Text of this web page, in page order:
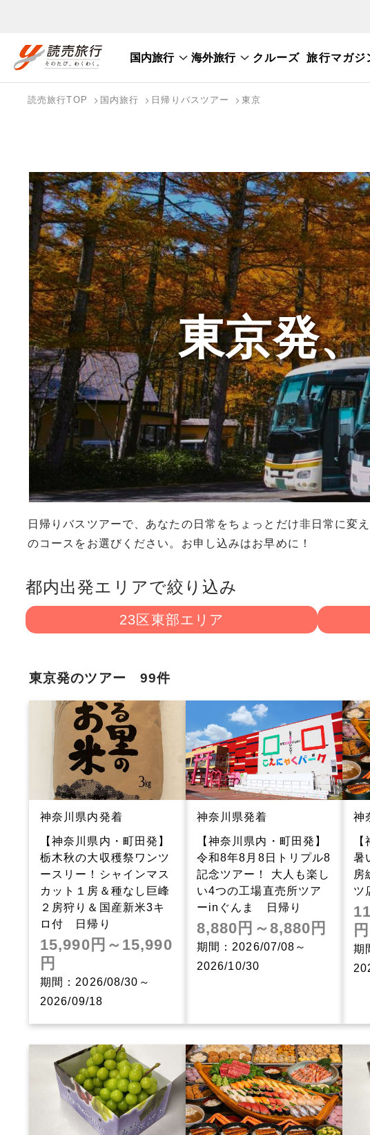
国内旅行 海外旅行 クルーズ 旅行マガジ
国内旅行トップ
海外旅行トップ
読売旅行TOP 国内旅行 日帰りバスツアー 東京
東京発
日帰りバスツアーで、あなたの日常をちょっとだけ非日常に変
のコースをお選びください。お申し込みはお早めに！
都内出発エリアで絞り込み
23区東部エリア
東京発のツアー 99件
神奈川県内発着
【神奈川県内・町田発】
栃木秋の大収穫祭ワンツ
ースリー！シャインマス
カット１房＆種なし巨峰
２房狩り＆国産新米3キ
ロ付 日帰り
15,990円～15,990
円
期間：2026/08/30～
2026/09/18
神奈川県発着
【神奈川県内・町田発】
令和8年8月8日トリプル8
記念ツアー！ 大人も楽し
い4つの工場直売所ツア
ーinぐんま 日帰り
8,880円～8,880円
期間：2026/07/08～
2026/10/30
神
暑
房
ツ
円
期